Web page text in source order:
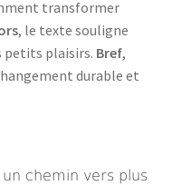
transformer
, le texte souligne
petits plaisirs. Bref,
durable et
chemin vers plus